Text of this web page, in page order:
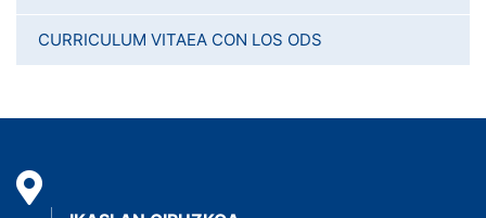
CURRICULUM VITAEA CON LOS ODS